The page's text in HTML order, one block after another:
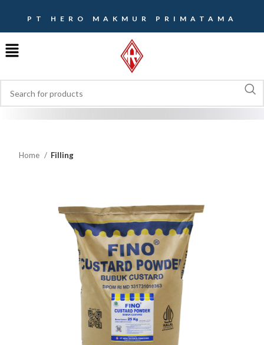
PT HERO MAKMUR PRIMATAMA
Home Filling